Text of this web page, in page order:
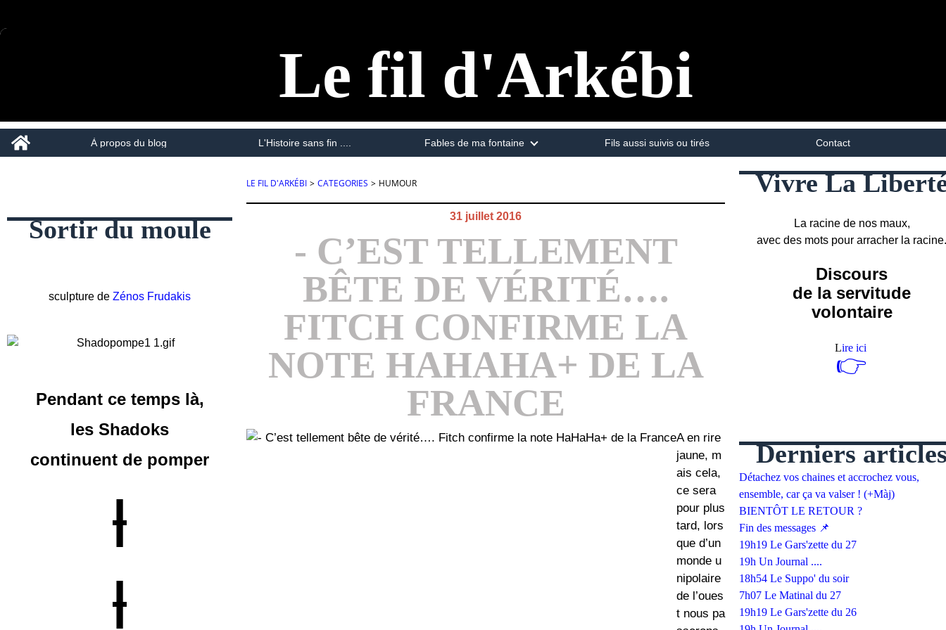
Le fil d'Arkébi
Home
À propos du blog
L'Histoire sans fin .... Fables de ma fontaine Fils aussi suivis ou tirés Contact
Sortir du moule
sculpture de Zénos Frudakis
Pendant ce temps là,
les Shadoks
continuent de pomper
|
|
LE FIL D'ARKÉBI > CATEGORIES > HUMOUR
31 juillet 2016
- C’EST TELLEMENT
BÊTE DE VÉRITÉ….
FITCH CONFIRME LA
NOTE HAHAHA+ DE LA
FRANCE
A en rire
jaune, m
ais cela,
ce sera
pour plus
tard, lors
que d’un
monde u
nipolaire
de l’oues
t nous pa
Vivre La
La racine de nos maux,
avec des mots pour arracher la racine.
Discours
de la servitude
volontaire
Lire ici
👉
Derniers
Détachez vos chaines et accrochez vous,
ensemble, car ça va valser ! (+Màj)
BIENTÔT LE RETOUR ?
Fin des messages 📌
19h19 Le Gars'zette du 27
19h Un Journal ....
18h54 Le Suppo' du soir
7h07 Le Matinal du 27
19h19 Le Gars'zette du 26